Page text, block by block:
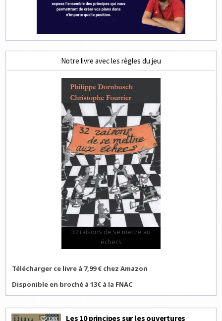
Notre livre avec les règles du jeu
32 raisons de se mettre au
échecs
Télécharger ce livre à 7,99 € chez Amazon
Disponible en broché à 13€ à la FNAC
180 Les 10 principes sur les ouvertures